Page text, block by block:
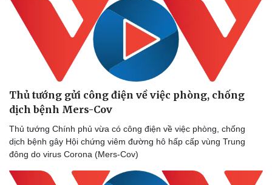
Thủ tướng gửi công điện về việc phòng, chống
dịch bệnh Mers-Cov
Thủ tướng Chính phủ vừa có công điện về việc phòng, chống
dịch bệnh gây Hội chứng viêm đường hô hấp cấp vùng Trung
đông do virus Corona (Mers-Cov)